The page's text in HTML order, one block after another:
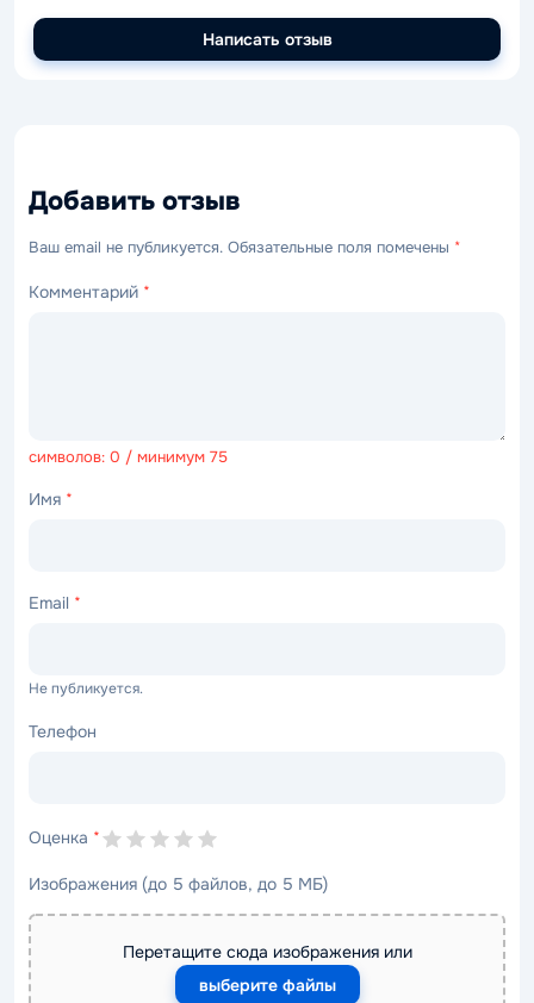
Написать отзыв
Добавить отзыв
Ваш email не публикуется. Обязательные поля помечены *
Комментарий *
символов: 0 / минимум 75
Имя *
Email *
Не публикуется.
Телефон
Оценка *
Изображения (до 5 файлов, до 5 МБ)
Перетащите сюда изображения или
выберите файлы